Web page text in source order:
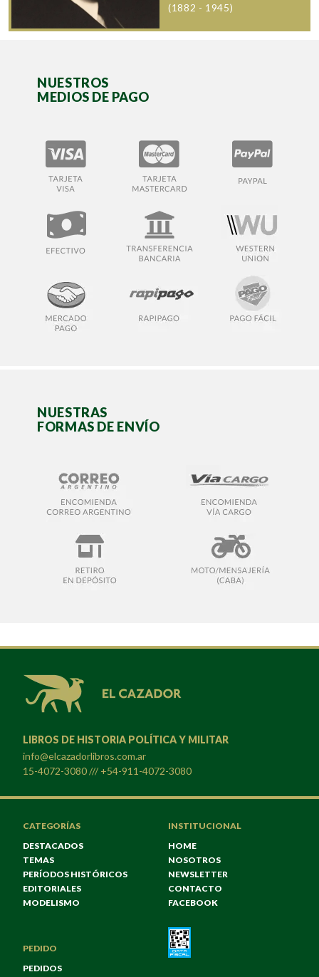
(1882 - 1945)
NUESTROS
MEDIOS DE PAGO
NUESTRAS
FORMAS DE ENVÍO
LIBROS DE HISTORIA POLÍTICA Y MILITAR
info@elcazadorlibros.com.ar
15-4072-3080 /// +54-911-4072-3080
CATEGORÍAS
DESTACADOS
TEMAS
PERÍODOS HISTÓRICOS
EDITORIALES
MODELISMO
INSTITUCIONAL
HOME
NOSOTROS
NEWSLETTER
CONTACTO
FACEBOOK
PEDIDO
PEDIDOS